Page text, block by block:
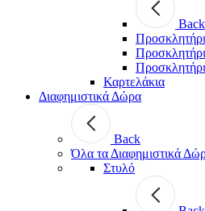
Back
Καρτελάκια
Διαφημιστικά Δώρα
Back
Όλα τα Διαφημιστικά
Στυλό